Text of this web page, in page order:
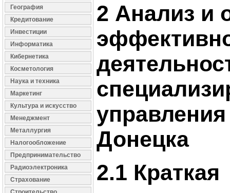
География
Кредитование
Инвестиции
Информатика
Кибернетика
Косметология
Наука и техника
Маркетинг
Культура и искусство
Менеджмент
Металлургия
Налогообложение
Предпринимательство
Радиоэлектроника
Страхование
2 Анализ и
Донецка
2.1 Краткая